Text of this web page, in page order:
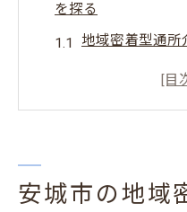
を探る
地域密着型通所
地元コミュニ
り組み
安城市の地域